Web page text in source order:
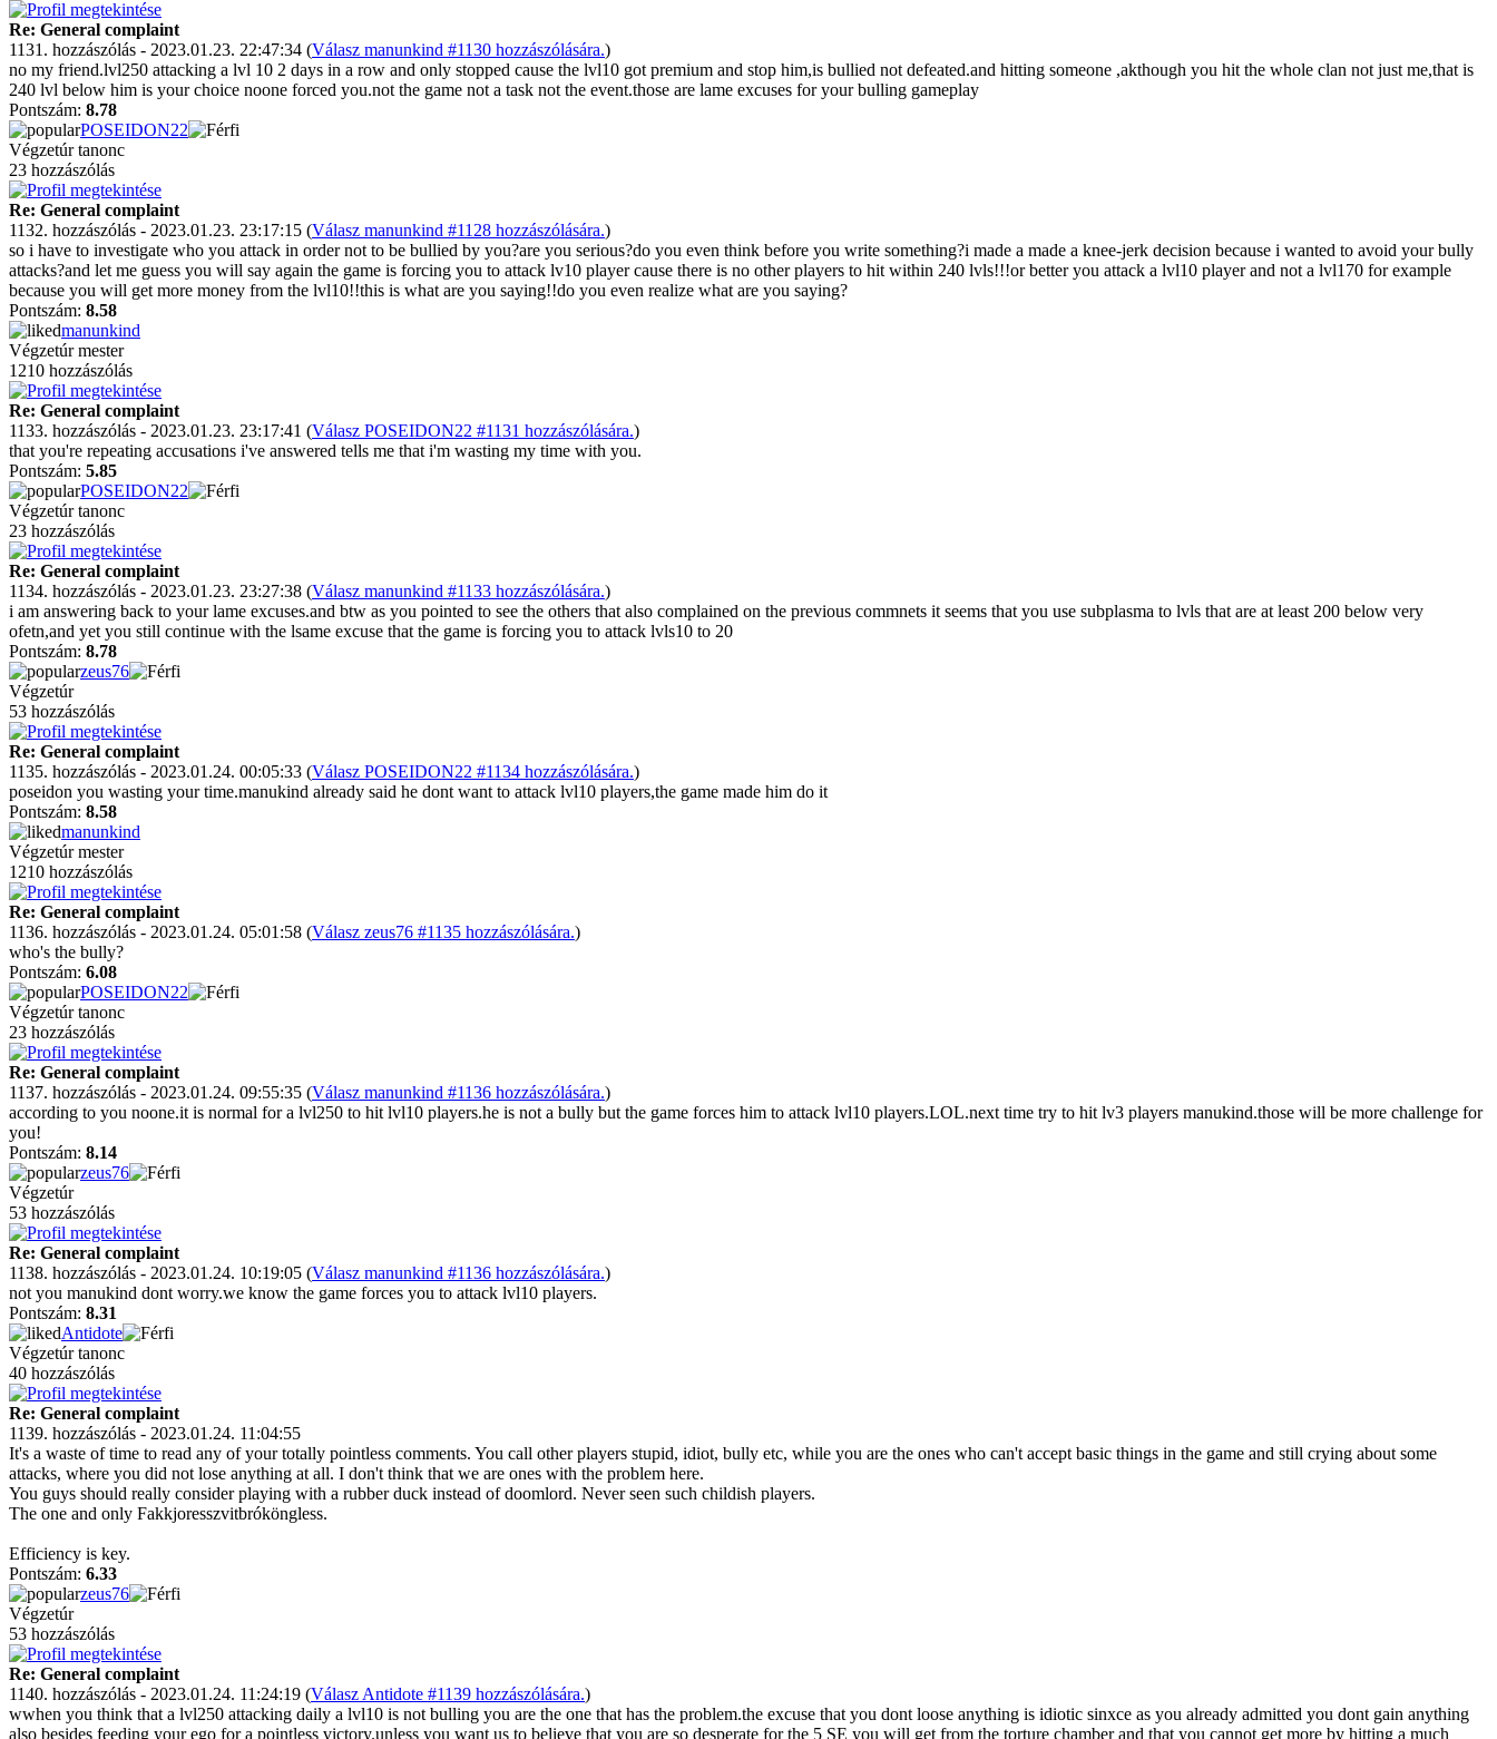
Re: General complaint
1131. hozzászólás - 2023.01.23. 22:47:34 (Válasz manunkind #1130 hozzászólására.)
no my friend.lvl250 attacking a lvl 10 2 days in a row and only stopped cause the lvl10 got premium and stop him,is bullied not defeated.and hitting someone ,akthough you hit the whole clan not just me,that is
240 lvl below him is your choice noone forced you.not the game not a task not the event.those are lame excuses for your bulling gameplay
Pontszám: 8.78
POSEIDON22
Végzetúr tanonc
23 hozzászólás
Re: General complaint
1132. hozzászólás - 2023.01.23. 23:17:15 (Válasz manunkind #1128 hozzászólására.)
so i have to investigate who you attack in order not to be bullied by you?are you serious?do you even think before you write something?i made a made a knee-jerk decision because i wanted to avoid your bully
attacks?and let me guess you will say again the game is forcing you to attack lv10 player cause there is no other players to hit within 240 lvls!!!or better you attack a lvl10 player and not a lvl170 for example
because you will get more money from the lvl10!!this is what are you saying!!do you even realize what are you saying?
Pontszám: 8.58
manunkind
Végzetúr mester
1210 hozzászólás
Re: General complaint
1133. hozzászólás - 2023.01.23. 23:17:41 (Válasz POSEIDON22 #1131 hozzászólására.)
that you're repeating accusations i've answered tells me that i'm wasting my time with you.
Pontszám: 5.85
POSEIDON22
Végzetúr tanonc
23 hozzászólás
Re: General complaint
1134. hozzászólás - 2023.01.23. 23:27:38 (Válasz manunkind #1133 hozzászólására.)
i am answering back to your lame excuses.and btw as you pointed to see the others that also complained on the previous commnets it seems that you use subplasma to lvls that are at least 200 below very
ofetn,and yet you still continue with the lsame excuse that the game is forcing you to attack lvls10 to 20
Pontszám: 8.78
zeus76
Végzetúr
53 hozzászólás
Re: General complaint
1135. hozzászólás - 2023.01.24. 00:05:33 (Válasz POSEIDON22 #1134 hozzászólására.)
poseidon you wasting your time.manukind already said he dont want to attack lvl10 players,the game made him do it
Pontszám: 8.58
manunkind
Végzetúr mester
1210 hozzászólás
Re: General complaint
1136. hozzászólás - 2023.01.24. 05:01:58 (Válasz zeus76 #1135 hozzászólására.)
who's the bully?
Pontszám: 6.08
POSEIDON22
Végzetúr tanonc
23 hozzászólás
Re: General complaint
1137. hozzászólás - 2023.01.24. 09:55:35 (Válasz manunkind #1136 hozzászólására.)
according to you noone.it is normal for a lvl250 to hit lvl10 players.he is not a bully but the game forces him to attack lvl10 players.LOL.next time try to hit lv3 players manukind.those will be more challenge for
you!
Pontszám: 8.14
zeus76
Végzetúr
53 hozzászólás
Re: General complaint
1138. hozzászólás - 2023.01.24. 10:19:05 (Válasz manunkind #1136 hozzászólására.)
not you manukind dont worry.we know the game forces you to attack lvl10 players.
Pontszám: 8.31
Antidote
Végzetúr tanonc
40 hozzászólás
Re: General complaint
1139. hozzászólás - 2023.01.24. 11:04:55
It's a waste of time to read any of your totally pointless comments. You call other players stupid, idiot, bully etc, while you are the ones who can't accept basic things in the game and still crying about some
attacks, where you did not lose anything at all. I don't think that we are ones with the problem here.
You guys should really consider playing with a rubber duck instead of doomlord. Never seen such childish players.
The one and only Fakkjoresszvitbróköngless.
Efficiency is key.
Pontszám: 6.33
zeus76
Végzetúr
53 hozzászólás
Re: General complaint
1140. hozzászólás - 2023.01.24. 11:24:19 (Válasz Antidote #1139 hozzászólására.)
wwhen you think that a lvl250 attacking daily a lvl10 is not bulling you are the one that has the problem.the excuse that you dont loose anything is idiotic sinxce as you already admitted you dont gain anything
also besides feeding your ego for a pointless victory.unless you want us to believe that you are so desperate for the 5 SE you will get from the torture chamber and that you cannot get more by hitting a much